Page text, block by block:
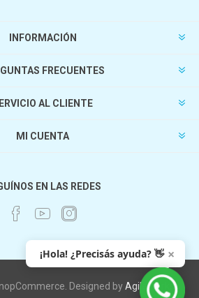
INFORMACIÓN
FRECUENTES
AL CLIENTE
MI CUENTA
EN LAS REDES
Designed byAgileWorks
¡Hola! ¿Precisás ayuda? 👋 ×